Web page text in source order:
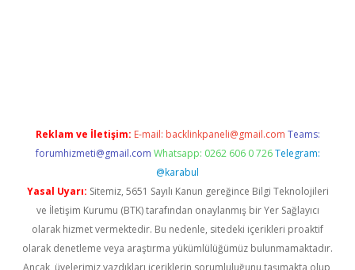
Reklam ve İletişim: E-mail: backlinkpaneli@gmail.com Teams:
forumhizmeti@gmail.com Whatsapp: 0262 606 0 726 Telegram:
@karabul
Yasal Uyarı: Sitemiz, 5651 Sayılı Kanun gereğince Bilgi Teknolojileri
ve İletişim Kurumu (BTK) tarafından onaylanmış bir Yer Sağlayıcı
olarak hizmet vermektedir. Bu nedenle, sitedeki içerikleri proaktif
olarak denetleme veya araştırma yükümlülüğümüz bulunmamaktadır.
Ancak, üyelerimiz yazdıkları içeriklerin sorumluluğunu taşımakta olup,